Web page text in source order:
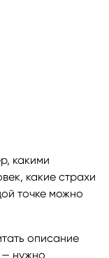
какими
какие страхи
точке можно
описание
— нужно